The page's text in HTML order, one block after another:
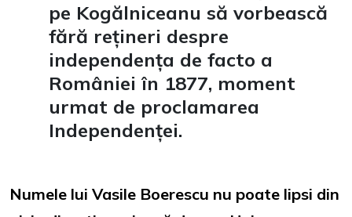
pe Kogălniceanu să vorbească
fără rețineri despre
independența de facto a
României în 1877, moment
urmat de proclamarea
Independenței.
Numele lui Vasile Boerescu nu poate lipsi din